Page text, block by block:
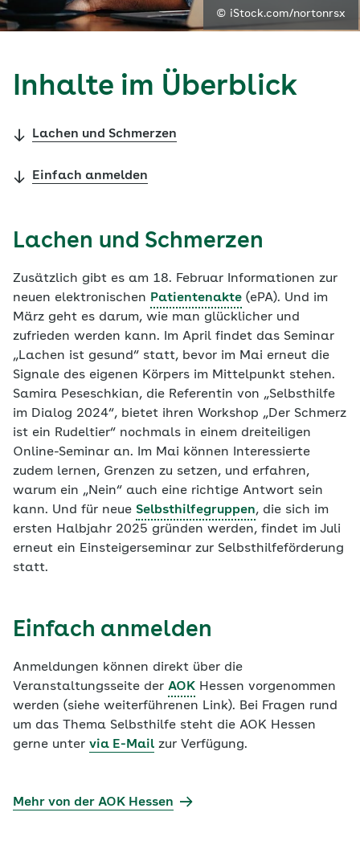
© iStock.com/nortonrsx
Inhalte im Überblick
Lachen und Schmerzen
Einfach anmelden
Lachen und Schmerzen
Zusätzlich gibt es am 18. Februar Informationen zur
neuen elektronischen Patientenakte (ePA). Und im
März geht es darum, wie man glücklicher und
zufrieden werden kann. Im April findet das Seminar
„Lachen ist gesund“ statt, bevor im Mai erneut die
Signale des eigenen Körpers im Mittelpunkt stehen.
Samira Peseschkian, die Referentin von „Selbsthilfe
im Dialog 2024“, bietet ihren Workshop „Der Schmerz
ist ein Rudeltier“ nochmals in einem dreiteiligen
Online-Seminar an. Im Mai können Interessierte
zudem lernen, Grenzen zu setzen, und erfahren,
warum ein „Nein“ auch eine richtige Antwort sein
kann. Und für neue Selbsthilfegruppen, die sich im
ersten Halbjahr 2025 gründen werden, findet im Juli
erneut ein Einsteigerseminar zur Selbsthilfeförderung
statt.
Einfach anmelden
Anmeldungen können direkt über die
Veranstaltungsseite der AOK Hessen vorgenommen
werden (siehe weiterführenen Link). Bei Fragen rund
um das Thema Selbsthilfe steht die AOK Hessen
gerne unter via E-Mail zur Verfügung.
Mehr von der AOK Hessen